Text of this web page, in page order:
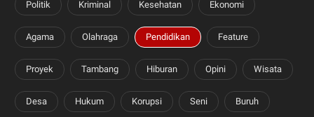
Politik Kriminal Kesehatan Ekonomi
Agama Olahraga Pendidikan Feature
Proyek Tambang Hiburan Opini Wisata
Desa Hukum Korupsi Seni Buruh